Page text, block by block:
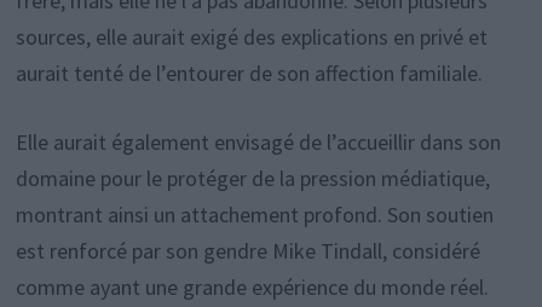
sources, elle aurait exigé des explications en privé et
aurait tenté de l’entourer de son affection familiale.
Elle aurait également envisagé de l’accueillir dans son
domaine pour le protéger de la pression médiatique,
montrant ainsi un attachement profond. Son soutien
est renforcé par son gendre Mike Tindall, considéré
comme ayant une grande expérience du monde réel.